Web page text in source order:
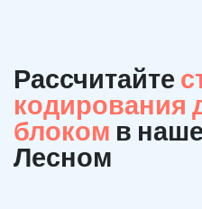
Рассчитайте
кодирования
блоком в
Лесном